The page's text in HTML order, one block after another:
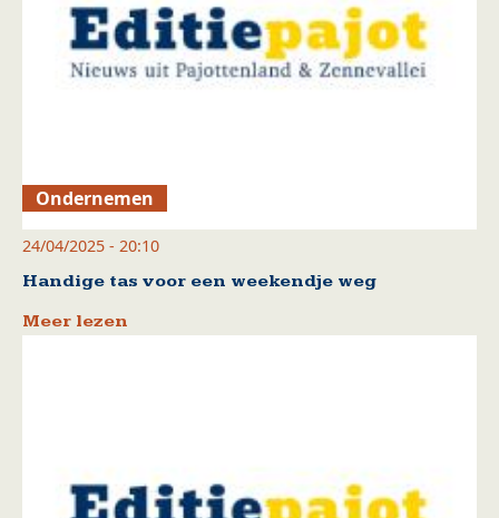
Ondernemen
24/04/2025 - 20:10
Handige tas voor een weekendje weg
Meer lezen